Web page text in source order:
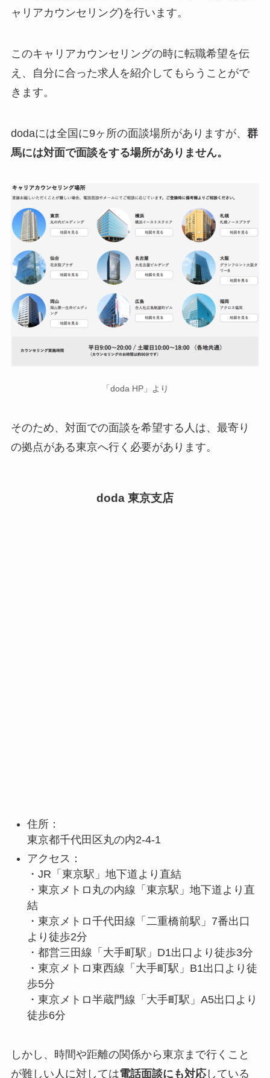
ャリアカウンセリング)を行います。
このキャリアカウンセリングの時に転職希望を伝
え、自分に合った求人を紹介してもらうことがで
きます。
dodaには全国に9ヶ所の面談場所がありますが、 群
馬には対面で面談をする場所がありません。
「doda HP」より
そのため、対面での面談を希望する人は、最寄り
の拠点がある東京へ行く必要があります。
doda 東京支店
住所：
東京都千代田区丸の内2-4-1
アクセス：
・JR「東京駅」地下道より直結
・東京メトロ丸の内線「東京駅」地下道より直
結
・東京メトロ千代田線「二重橋前駅」7番出口
より徒歩2分
・都営三田線「大手町駅」D1出口より徒歩3分
・東京メトロ東西線「大手町駅」B1出口より徒
歩5分
・東京メトロ半蔵門線「大手町駅」A5出口より
徒歩6分
しかし、時間や距離の関係から東京まで行くこと
が難しい人に対しては電話面談にも対応している